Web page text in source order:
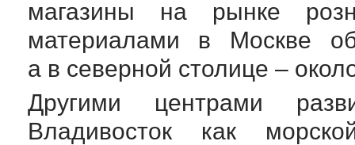
магазины на рынке
материалами в Москве
а в северной столице –
Другими центрами
Владивосток как